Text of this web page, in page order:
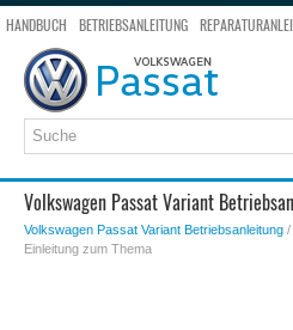
HANDBUCH BETRIEBSANLEITUNG
SEITENSUCHE
Volkswagen Passat Variant
Volkswagen Passat Variant Betriebsanleitung /
Einleitung zum Thema